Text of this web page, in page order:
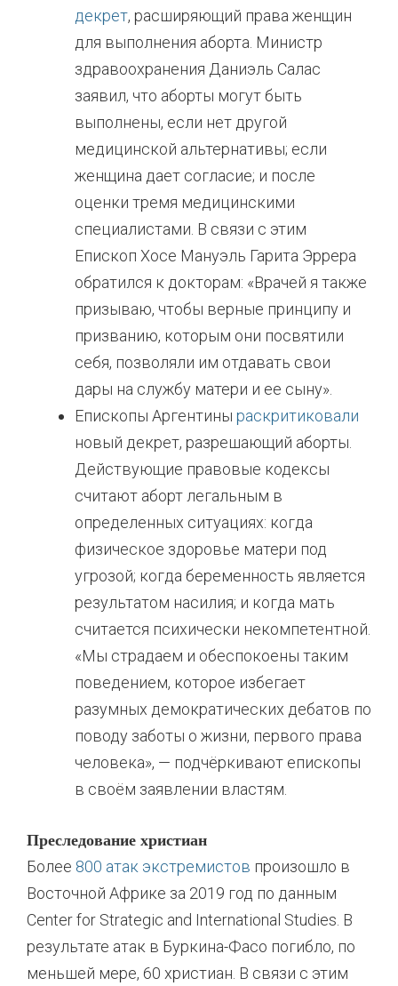
декрет, расширяющий права женщин
для выполнения аборта. Министр
здравоохранения Даниэль Салас
заявил, что аборты могут быть
выполнены, если нет другой
медицинской альтернативы; если
женщина дает согласие; и после
оценки тремя медицинскими
специалистами. В связи с этим
Епископ Хосе Мануэль Гарита Эррера
обратился к докторам: «Врачей я также
призываю, чтобы верные принципу и
призванию, которым они посвятили
себя, позволяли им отдавать свои
дары на службу матери и ее сыну».
Епископы Аргентины раскритиковали
новый декрет, разрешающий аборты.
Действующие правовые кодексы
считают аборт легальным в
определенных ситуациях: когда
физическое здоровье матери под
угрозой; когда беременность является
результатом насилия; и когда мать
считается психически некомпетентной.
«Мы страдаем и обеспокоены таким
поведением, которое избегает
разумных демократических дебатов по
поводу заботы о жизни, первого права
человека», — подчёркивают епископы
в своём заявлении властям.
Преследование христиан
Более 800 атак экстремистов произошло в
Восточной Африке за 2019 год по данным
Center for Strategic and International Studies. В
результате атак в Буркина-Фасо погибло, по
меньшей мере, 60 христиан. В связи с этим